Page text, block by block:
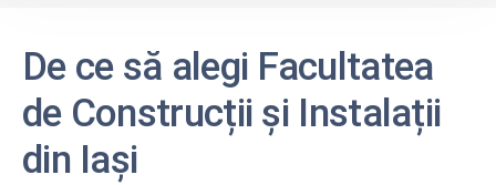
De ce să alegi Facultatea
de Construcții și Instalații
din Iași